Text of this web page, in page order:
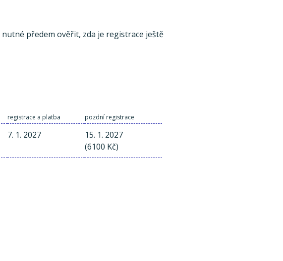
předem ověřit, zda je registrace ještě
registrace a platba pozdní registrace
7. 1. 2027
15. 1. 2027
(6100 Kč)